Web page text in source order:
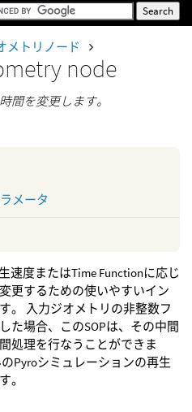
メトリノード
node
間を変更します。
メータ
速度またはTime Functionに応じ
更するための使いやすいイン
。 入力ジオメトリの非整数フ
た場合、このSOPは、その中間
処理を行なうことができま
Pyroシミュレーションの再生
。